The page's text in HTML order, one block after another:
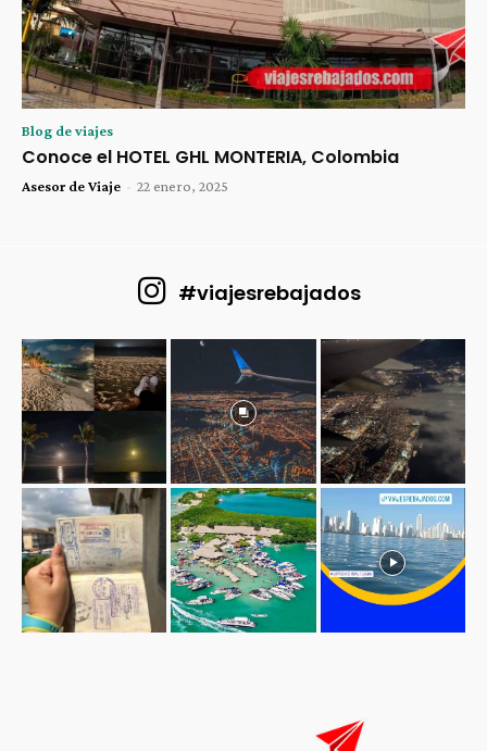
Blog de viajes
Conoce el HOTEL GHL MONTERIA, Colombia
Asesor de Viaje - 22 enero, 2025
#viajesrebajados